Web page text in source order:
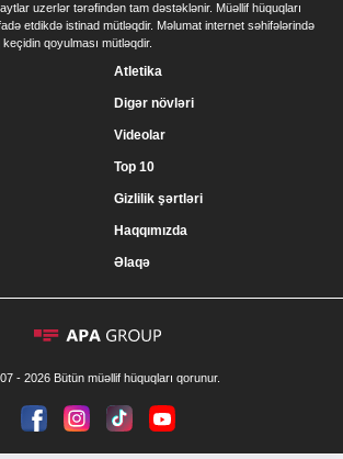
uzerlər tərəfindən tam dəstəklənir. Müəllif hüquqları
etdikdə istinad mütləqdir. Məlumat internet səhifələrində
qoyulması mütləqdir.
Atletika
Digər növləri
Videolar
Top 10
Gizlilik şərtləri
Haqqımızda
Əlaqə
- 2026 Bütün müəllif hüquqları qorunur.